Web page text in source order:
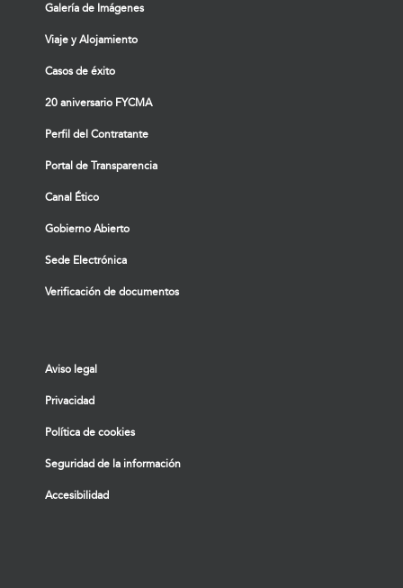
Galería de Imágenes
Viaje y Alojamiento
Casos de éxito
20 aniversario FYCMA
Perfil del Contratante
Portal de Transparencia
Canal Ético
Gobierno Abierto
Sede Electrónica
Verificación de documentos
Aviso legal
Privacidad
Política de cookies
Seguridad de la información
Accesibilidad